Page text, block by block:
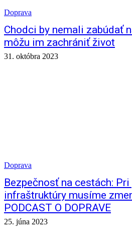
Doprava
Chodci by nemali zabúdať
môžu im zachrániť život
31. októbra 2023
Doprava
Bezpečnosť na cestách:
infraštruktúry musíme
PODCAST O DOPRAVE
25. júna 2023